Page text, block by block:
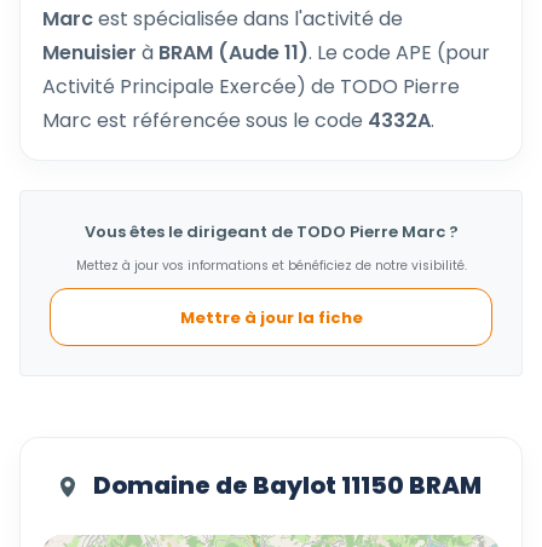
Marcest spécialisée dans l'activité de
Menuisier à BRAM (Aude 11). Le code APE (pour
Activité Principale Exercée) de TODO Pierre
Marc est référencée sous le code 4332A.
Vous êtes le dirigeant de TODO Pierre Marc ?
Mettez à jour vos informations et bénéficiez de notre visibilité.
Mettre à jour la fiche
Domaine de Baylot 11150 BRAM